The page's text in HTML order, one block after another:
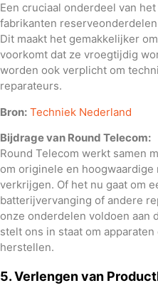
Een cruciaal onderdeel van
fabrikanten
Dit maakt het gemakkelijker
voorkomt dat ze vroegtijdig
worden ook verplicht om
reparateurs.
Bron: Techniek Nederland
Bijdrage van Round Telecom:
Round Telecom werkt samen
om originele en
verkrijgen. Of het nu gaat om
batterijvervanging of andere
onze onderdelen voldoen aan
stelt ons in staat om
herstellen.
5. Verlengen van